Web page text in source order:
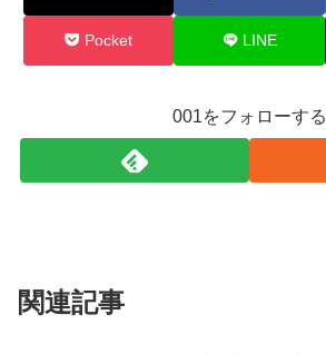
Pocket LINE
001をフォローする
関連記事